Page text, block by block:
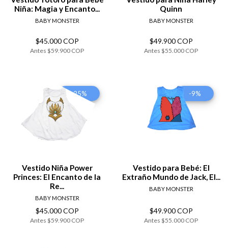
Niña: Magia y Encanto...
BABY MONSTER
$45.000 COP
Antes $59.900 COP
Quinn
BABY MONSTER
$49.900 COP
Antes $55.000 COP
-25%
Vestido Niña Power
Princes: El Encanto de la
Re...
BABY MONSTER
$45.000 COP
Antes $59.900 COP
-9%
Vestido para Bebé: El
Extraño Mundo de Jack, El...
BABY MONSTER
$49.900 COP
Antes $55.000 COP